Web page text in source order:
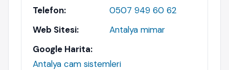
Telefon:
0507 949 60 62
Web Sitesi:
Antalya mimar
Google Harita:
Antalya cam sistemleri